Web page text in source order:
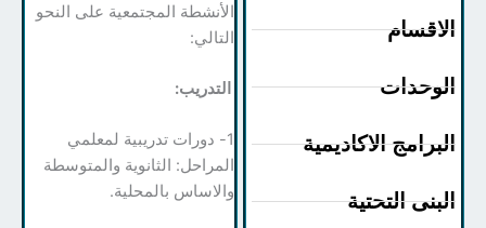
الاكاديمية
التحتية
الأنشطة المجتمعية على النحو
التالي:
التدريب:
1- دورات تدريبية لمعلمي
المراحل: الثانوية والمتوسطة
والاساس بالمحلية.